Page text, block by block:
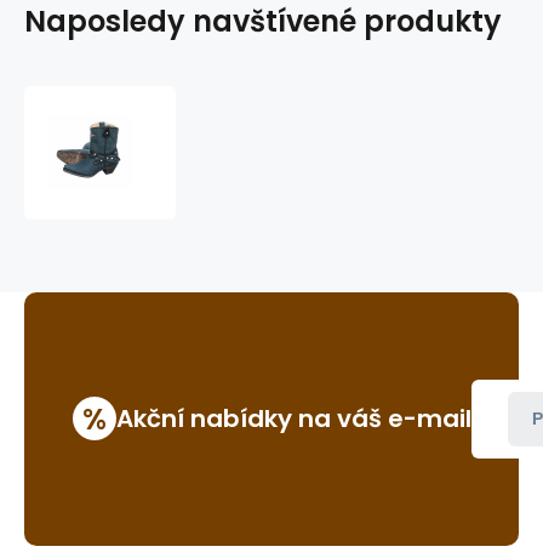
Naposledy navštívené produkty
% Akční nabídky na váš e-mail